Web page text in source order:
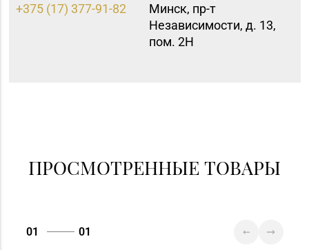
+375 (17) 377-91-82
Минск, пр-т
Независимости, д. 13,
пом. 2Н
ПРОСМОТРЕННЫЕ ТОВАРЫ
01 01